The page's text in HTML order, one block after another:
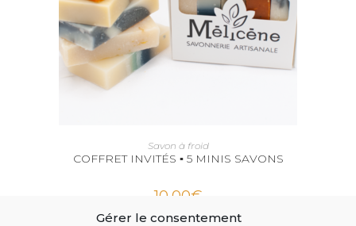
Gérer le consentement
AJOUTER AU PANIER
Savon à froid
COFFRET INVITÉS ▪ 5 MINIS SAVONS
10,00€